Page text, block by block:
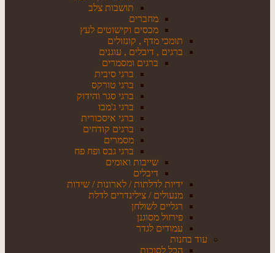
תושבות צלב
מחברים
מכסים וקישוטים לעץ
תומכי מדף , קונזולים
ברגים , דיבלים , עוגנים
ברגים ומסמרים
ברגי סיבית
ברגי טורקס
ברגי סגר והידוק
ברגי ג'מבו
ברגי איסכורית
ברגים קודחים
מסמרים
ברגי גבס ופח פח
שייבות ואומים
דיבלים
ידיות לדלתות / לארונות / שידות
מנעולים / צילינדרים לדלת
רגליים לשולחן
פירזול מסוגנן
עמודים לגדר
עוד בחנות
הכל לסוכות